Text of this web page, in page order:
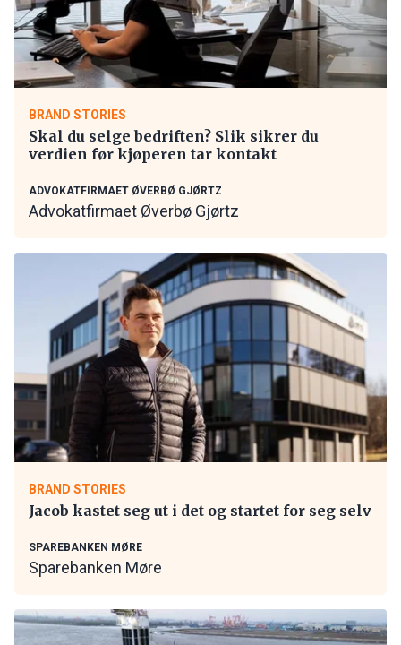
BRAND STORIES
Skal du selge bedriften? Slik sikrer du
verdien før kjøperen tar kontakt
ADVOKATFIRMAET ØVERBØ GJØRTZ
Advokatfirmaet Øverbø Gjørtz
BRAND STORIES
Jacob kastet seg ut i det og startet for seg selv
SPAREBANKEN MØRE
Sparebanken Møre